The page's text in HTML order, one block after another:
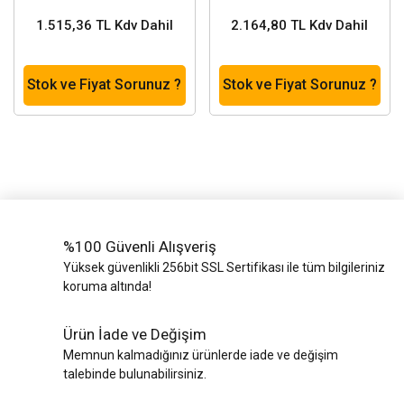
1.515,36 TL Kdv Dahil
Stok ve Fiyat Sorunuz ?
2.164,80 TL Kdv Dahil
Stok ve Fiyat Sorunuz ?
%100 Güvenli Alışveriş
Yüksek güvenlikli 256bit SSL Sertifikası ile tüm bilgileriniz
koruma altında!
Ürün İade ve Değişim
Memnun kalmadığınız ürünlerde iade ve değişim
talebinde bulunabilirsiniz.